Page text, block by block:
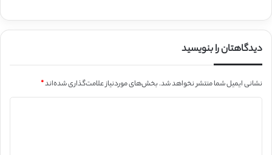
دیدگاهتان را بنویسید
نشانی ایمیل شما منتشر نخواهد شد.بخش‌های موردنیاز علامت‌گذاری شده‌اند*